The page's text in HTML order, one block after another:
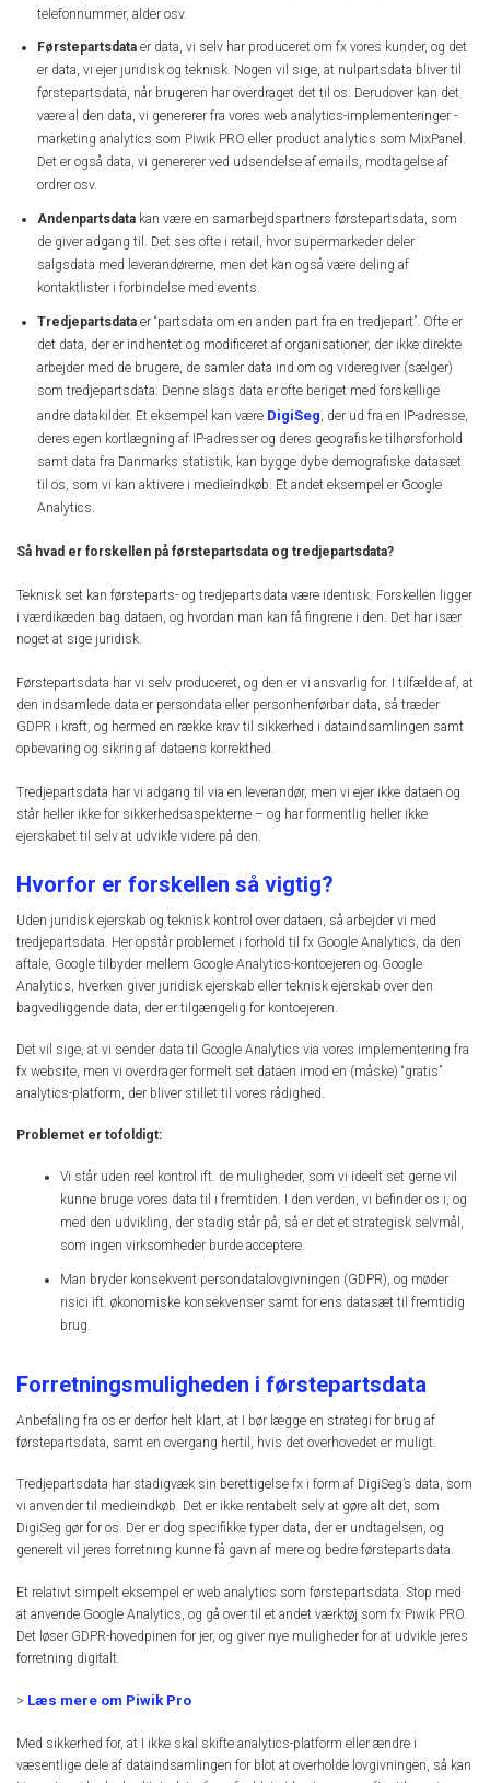
telefonnummer, alder osv.
Førstepartsdata er data, vi selv har produceret om fx vores kunder, og det
er data, vi ejer juridisk og teknisk. Nogen vil sige, at nulpartsdata bliver til
førstepartsdata, når brugeren har overdraget det til os. Derudover kan det
være al den data, vi genererer fra vores web analytics-implementeringer -
marketing analytics som Piwik PRO eller product analytics som MixPanel.
Det er også data, vi genererer ved udsendelse af emails, modtagelse af
ordrer osv.
Andenpartsdata kan være en samarbejdspartners førstepartsdata, som
de giver adgang til. Det ses ofte i retail, hvor supermarkeder deler
salgsdata med leverandørerne, men det kan også være deling af
kontaktlister i forbindelse med events.
Tredjepartsdata er “partsdata om en anden part fra en tredjepart”. Ofte er
det data, der er indhentet og modificeret af organisationer, der ikke direkte
arbejder med de brugere, de samler data ind om og videregiver (sælger)
som tredjepartsdata. Denne slags data er ofte beriget med forskellige
andre datakilder. Et eksempel kan være DigiSeg , der ud fra en IP-adresse,
deres egen kortlægning af IP-adresser og deres geografiske tilhørsforhold
samt data fra Danmarks statistik, kan bygge dybe demografiske datasæt
til os, som vi kan aktivere i medieindkøb. Et andet eksempel er Google
Analytics.
Så hvad er forskellen på førstepartsdata og tredjepartsdata?
Teknisk set kan førsteparts- og tredjepartsdata være identisk. Forskellen ligger
i værdikæden bag dataen, og hvordan man kan få fingrene i den. Det har især
noget at sige juridisk.
Førstepartsdata har vi selv produceret, og den er vi ansvarlig for. I tilfælde af, at
den indsamlede data er persondata eller personhenførbar data, så træder
GDPR i kraft, og hermed en række krav til sikkerhed i dataindsamlingen samt
opbevaring og sikring af dataens korrekthed.
Tredjepartsdata har vi adgang til via en leverandør, men vi ejer ikke dataen og
står heller ikke for sikkerhedsaspekterne – og har formentlig heller ikke
ejerskabet til selv at udvikle videre på den.
Hvorfor er forskellen så vigtig?
Uden juridisk ejerskab og teknisk kontrol over dataen, så arbejder vi med
tredjepartsdata. Her opstår problemet i forhold til fx Google Analytics, da den
aftale, Google tilbyder mellem Google Analytics-kontoejeren og Google
Analytics, hverken giver juridisk ejerskab eller teknisk ejerskab over den
bagvedliggende data, der er tilgængelig for kontoejeren.
Det vil sige, at vi sender data til Google Analytics via vores implementering fra
fx website, men vi overdrager formelt set dataen imod en (måske) “gratis”
analytics-platform, der bliver stillet til vores rådighed.
Problemet er tofoldigt:
Vi står uden reel kontrol ift. de muligheder, som vi ideelt set gerne vil
kunne bruge vores data til i fremtiden. I den verden, vi befinder os i, og
med den udvikling, der stadig står på, så er det et strategisk selvmål,
som ingen virksomheder burde acceptere.
Man bryder konsekvent persondatalovgivningen (GDPR), og møder
risici ift. økonomiske konsekvenser samt for ens datasæt til fremtidig
brug.
Forretningsmuligheden i førstepartsdata
Anbefaling fra os er derfor helt klart, at I bør lægge en strategi for brug af
førstepartsdata, samt en overgang hertil, hvis det overhovedet er muligt.
Tredjepartsdata har stadigvæk sin berettigelse fx i form af DigiSeg’s data, som
vi anvender til medieindkøb. Det er ikke rentabelt selv at gøre alt det, som
DigiSeg gør for os. Der er dog specifikke typer data, der er undtagelsen, og
generelt vil jeres forretning kunne få gavn af mere og bedre førstepartsdata.
Et relativt simpelt eksempel er web analytics som førstepartsdata. Stop med
at anvende Google Analytics, og gå over til et andet værktøj som fx Piwik PRO.
Det løser GDPR-hovedpinen for jer, og giver nye muligheder for at udvikle jeres
forretning digitalt.
> Læs mere om Piwik Pro
Med sikkerhed for, at I ikke skal skifte analytics-platform eller ændre i
væsentlige dele af dataindsamlingen for blot at overholde lovgivningen, så kan